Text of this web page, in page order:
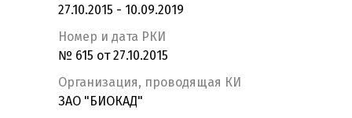
27.10.2015 - 10.09.2019
Номер и дата РКИ
№ 615 от 27.10.2015
Организация, проводящая КИ
ЗАО "БИОКАД"